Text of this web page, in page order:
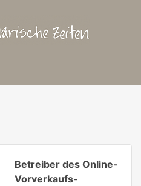
Betreiber des Online-
Vorverkaufs-